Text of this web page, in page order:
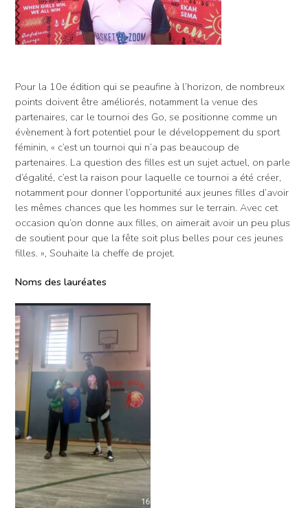
Pour la 10e édition qui se peaufine à l’horizon, de nombreux
points doivent être améliorés, notamment la venue des
partenaires, car le tournoi des Go, se positionne comme un
évènement à fort potentiel pour le développement du sport
féminin, « c’est un tournoi qui n’a pas beaucoup de
partenaires. La question des filles est un sujet actuel, on parle
d’égalité, c’est la raison pour laquelle ce tournoi a été créer,
notamment pour donner l’opportunité aux jeunes filles d’avoir
les mêmes chances que les hommes sur le terrain. Avec cet
occasion qu’on donne aux filles, on aimerait avoir un peu plus
de soutient pour que la fête soit plus belles pour ces jeunes
filles. », Souhaite la cheffe de projet.
Noms des lauréates